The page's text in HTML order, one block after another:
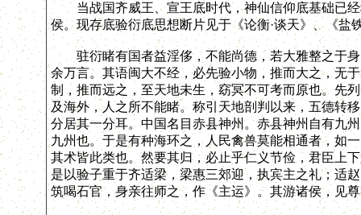
当战国齐威王、宣王底时代，神仙信仰底基础已经
侯。现存底验衍底思想断片见于《论衡·谈天》、《盐
驻衍睹有国者益淫侈，不能尚德，若大雅整之于身
余万言。其语闽大不经，必先验小物，推而大之，无
制，推而远之，至天地未生，窈冥不可考而原也。先
及海外，人之所不能睹。称引天地剖判以来，五德转
分居其一分耳。中国名目赤县神州。赤县神州自有九
九州也。于是有种海环之，人民禽兽莫能相通者，如
其术皆此类也。然要其归，必止乎仁义节俭，君臣上
是以验子重于齐适梁，梁惠三郊迎，执宾主之礼；适
筑喝石官，身亲往师之，作《主运》。其游诸侯，见